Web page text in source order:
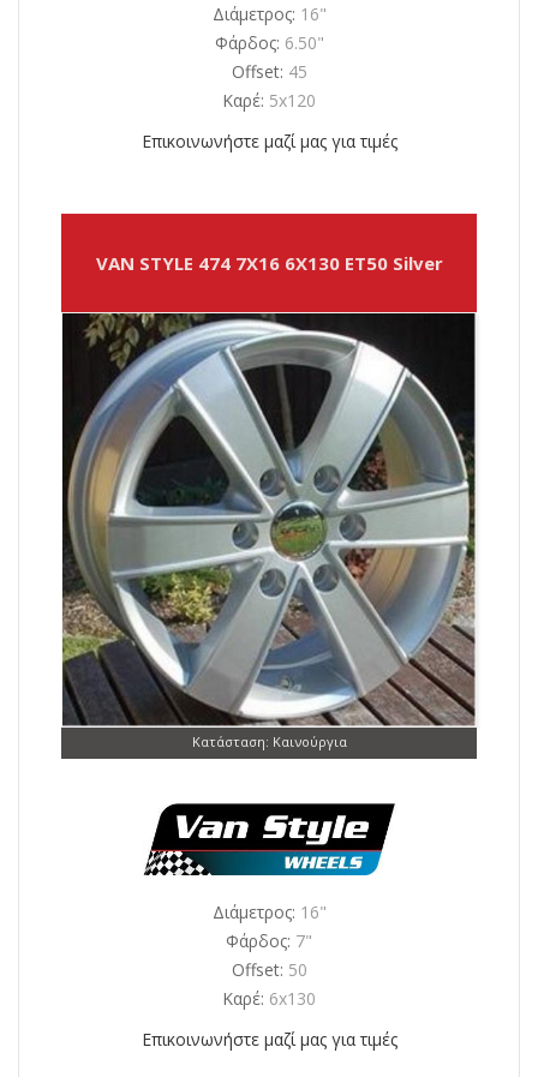
Διάμετρος: 16"
Φάρδος: 6.50"
Offset: 45
Καρέ: 5x120
Επικοινωνήστε μαζί μας για τιμές
VAN STYLE 474 7X16 6X130 ET50 Silver
Κατάσταση: Καινούργια
Διάμετρος: 16"
Φάρδος: 7"
Offset: 50
Καρέ: 6x130
Επικοινωνήστε μαζί μας για τιμές